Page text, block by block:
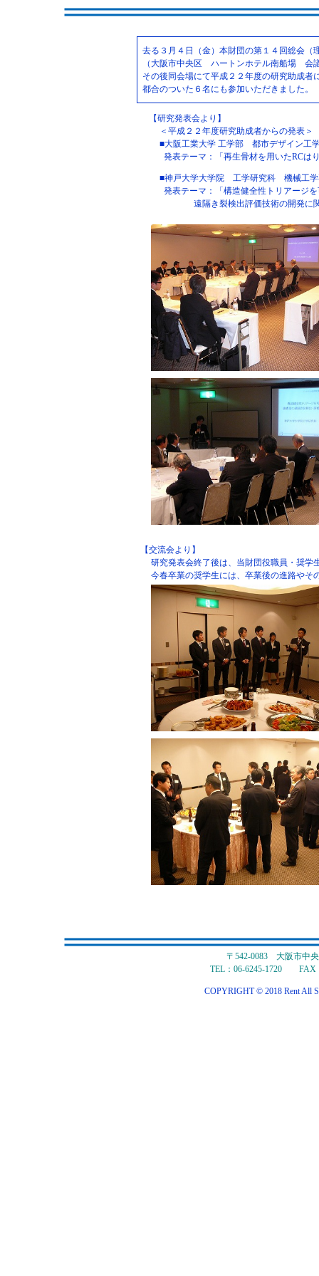
去る３月４日（金）本財団の第１４回総会（
（大阪市中央区 ハートンホテル南船場 会
その後同会場にて平成２２年度の研究助成
都合のついた６名にも参加いただきました。
【研究発表会より】
＜平成２２年度研究助成者からの発表＞
■大阪工業大学 工学部 都市デザイン
発表テーマ：「再生骨材を用いたRCは
■神戸大学大学院 工学研究科 機械
発表テーマ：「構造健全性トリアージ
遠隔き裂検出評価技術の開発に関
【交流会より】
研究発表会終了後は、当財団役職員・奨学
今春卒業の奨学生には、卒業後の進路やそ
〒542-0083 大阪市中
TEL：06-6245-1720 FAX
COPYRIGHT © 2018 Rent All